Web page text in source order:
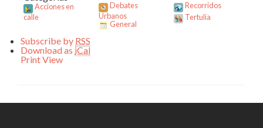
Acciones en
calle
Debates
Urbanos
General
Recorridos
Tertulia
Subscribe by RSS
Download as iCal
PrintView